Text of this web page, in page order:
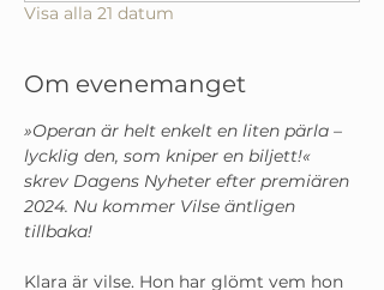
Visa alla 21 datum
Om evenemanget
»Operan är helt enkelt en liten pärla –
lycklig den, som kniper en biljett!«
skrev Dagens Nyheter efter premiären
2024. Nu kommer Vilse äntligen
tillbaka!
Klara är vilse. Hon har glömt vem hon